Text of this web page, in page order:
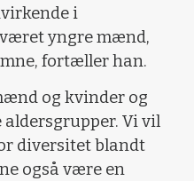
i
yngre mænd,
fortæller han.
og kvinder og
Vi vil
diversitet blandt
også være en